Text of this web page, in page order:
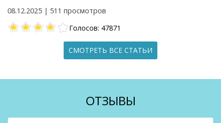
08.12.2025 | 511 просмотров
Голосов: 47871
СМОТРЕТЬ ВСЕ СТАТЬИ
ОТЗЫВЫ